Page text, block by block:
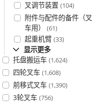
叉调节装置 (104)
附件与配件的备件（叉
车用） (61)
起重机臂 (33)
显示更多
托盘搬运车 (1,624)
四轮叉车 (1,608)
前移式叉车 (1,390)
3轮叉车 (756)